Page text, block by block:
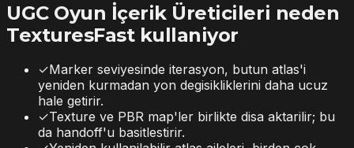
UGC Oyun İçerik Üreticileri neden
TexturesFast kullaniyor
✓Marker seviyesinde iterasyon, butun atlas'i
yeniden kurmadan yon degisikliklerini daha ucuz
hale getirir.
✓Texture ve PBR map'ler birlikte disa aktarilir; bu
da handoff'u basitlestirir.